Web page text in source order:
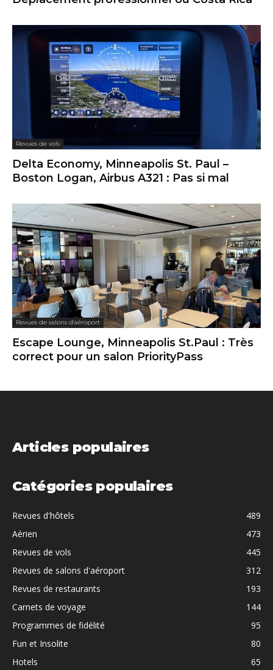
Revues de vols
Delta Economy, Minneapolis St. Paul –
Boston Logan, Airbus A321 : Pas si mal
Revues de salons d'aéroport
Escape Lounge, Minneapolis St.Paul : Très
correct pour un salon PriorityPass
Articles populaires
Catégories populaires
Revues d'hôtels
489
Aérien
473
Revues de vols
445
Revues de salons d'aéroport
312
Revues de restaurants
193
Carnets de voyage
144
Programmes de fidélité
95
Fun et Insolite
80
Hotels
65